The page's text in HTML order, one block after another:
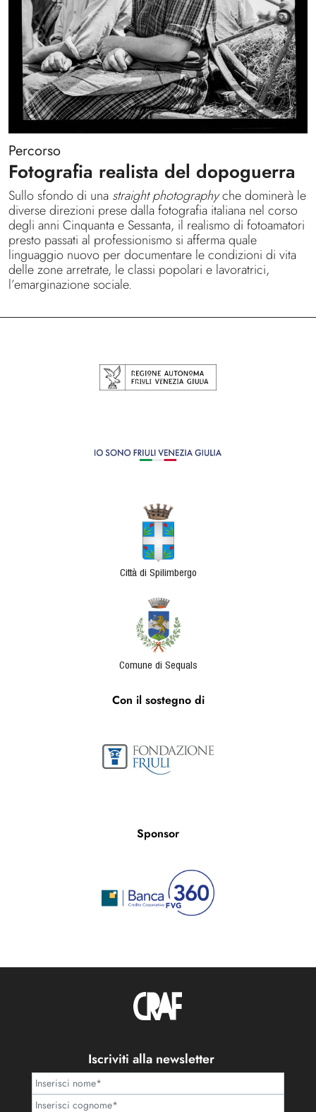
Percorso
Fotografia realista del dopoguerra
Sullo sfondo di una straight photographyche dominerà le
diverse direzioni prese dalla fotografia italiana nel corso
degli anni Cinquanta e Sessanta, il realismo di fotoamatori
presto passati al professionismo si afferma quale
linguaggio nuovo per documentare le condizioni di vita
delle zone arretrate, le classi popolari e lavoratrici,
l’emarginazione sociale.
Città di Spilimbergo
Comune di Sequals
Con il sostegno di
Sponsor
Iscriviti alla newsletter